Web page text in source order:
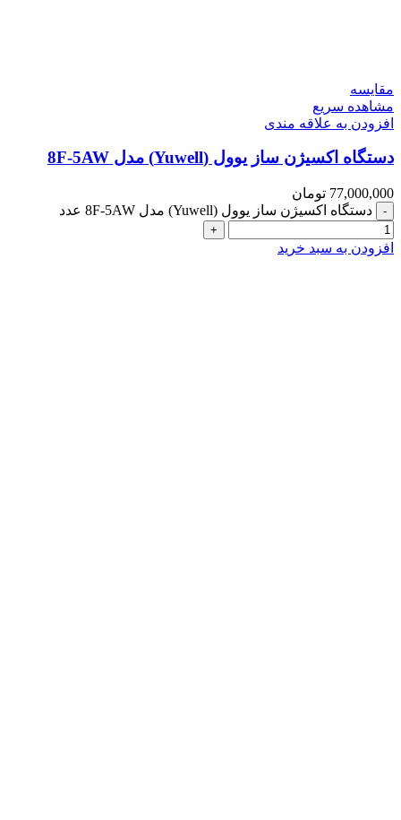
مقایسه
مشاهده سریع
افزودن به علاقه مندی
دستگاه اکسیژن ساز یوول (Yuwell) مدل 8F-5AW
77,000,000 تومان
دستگاه اکسیژن ساز یوول (Yuwell) مدل 8F-5AW عدد
افزودن به سبد خرید